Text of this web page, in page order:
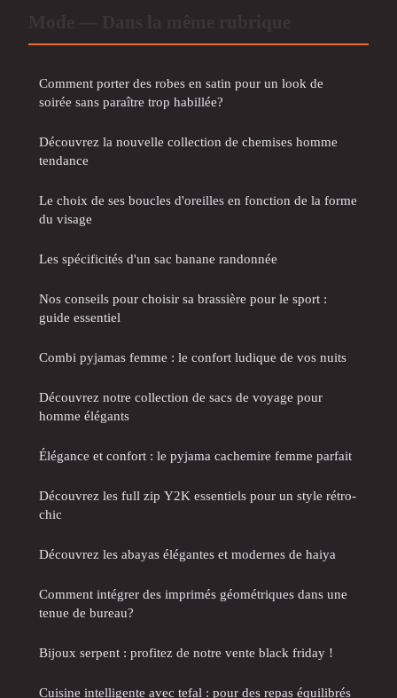
Comment porter des robes en satin pour un look de
soirée sans paraître trop habillée?
Découvrez la nouvelle collection de chemises homme
tendance
Le choix de ses boucles d'oreilles en fonction de la forme
du visage
Les spécificités d'un sac banane randonnée
Nos conseils pour choisir sa brassière pour le sport :
guide essentiel
Combi pyjamas femme : le confort ludique de vos nuits
Découvrez notre collection de sacs de voyage pour
homme élégants
Élégance et confort : le pyjama cachemire femme parfait
Découvrez les full zip Y2K essentiels pour un style rétro-
chic
Découvrez les abayas élégantes et modernes de haiya
Comment intégrer des imprimés géométriques dans une
tenue de bureau?
Bijoux serpent : profitez de notre vente black friday !
Cuisine intelligente avec tefal : pour des repas équilibrés